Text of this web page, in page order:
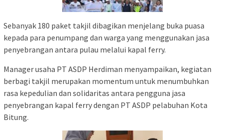
Sebanyak 180 paket takjil dibagikan menjelang buka puasa
kepada para penumpang dan warga yang menggunakan jasa
penyebrangan antara pulau melalui kapal ferry.
Manager usaha PT ASDP Herdiman menyampaikan, kegiatan
berbagi takjil merupakan momentum untuk menumbuhkan
rasa kepedulian dan solidaritas antara pengguna jasa
penyebrangan kapal ferry dengan PT ASDP pelabuhan Kota
Bitung.